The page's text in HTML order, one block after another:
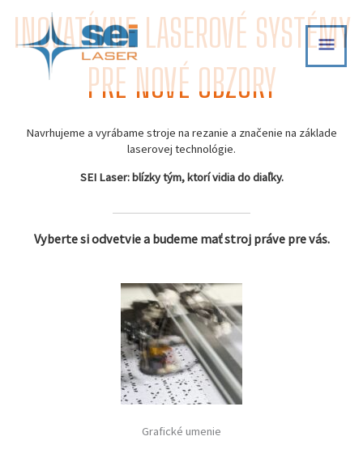
content
INOVATÍVNE LASEROVÉ SYSTÉMY
PRE NOVÉ OBZORY
Navrhujeme a vyrábame stroje na rezanie a značenie na základe
laserovej technológie.
SEI Laser: blízky tým, ktorí vidia do diaľky.
Vyberte si odvetvie a budeme mať stroj práve pre vás.
Grafické umenie